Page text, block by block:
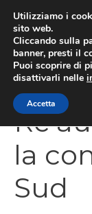
contenuto
Rc
la
Sud
Utilizziamo i
sito web.
Cliccando sulla
banner, presti il
Puoi scoprire di
disattivarli nelle
Accetta